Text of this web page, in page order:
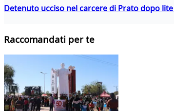
Detenuto ucciso nel carcere di Prato dopo
Raccomandati per te